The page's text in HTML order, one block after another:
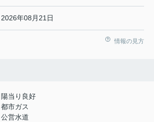
2026年08月21日
情報の見方
陽当り良好
都市ガス
公営水道